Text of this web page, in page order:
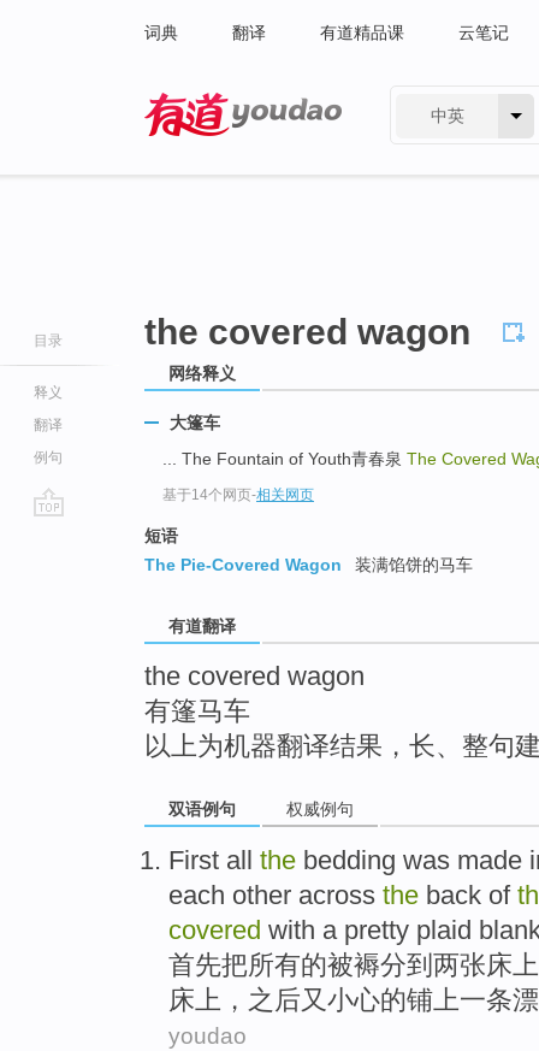
词典 翻译 有道精品课 云笔记
中英
目录
释义
翻译
例句
the covered wagon
网络释义
大篷车
... The Fountain of Youth青春泉 The Covered
基于14个网页-相关网页
短语
The Pie-Covered Wagon
装满馅饼的马车
有道翻译
the covered wagon
有篷马车
以上为机器翻译结果，长、整句
双语例句 权威例句
First all the bedding was made
each other across the back of
covered with a pretty plaid
首先把所有的被褥分到 两张床
床上，之后又小心的铺上一条
youdao